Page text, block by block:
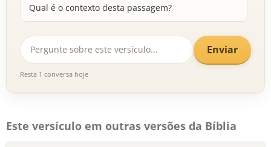
Qual é o contexto desta passagem?
Enviar
Resta 1 conversa hoje
Este versículo em outras versões da Bíblia